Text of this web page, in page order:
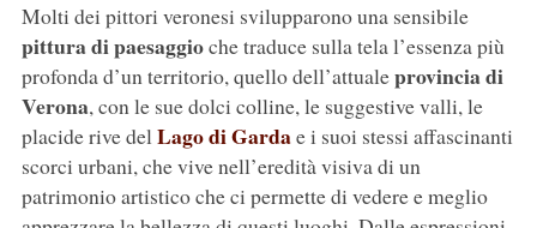
Molti dei pittori veronesi svilupparono una sensibile
pittura di paesaggioche traduce sulla tela l’essenza più
profonda d’un territorio, quello dell’attualeprovincia di
Verona, con le sue dolci colline, le suggestive valli, le
placide rive delLago di Gardae i suoi stessi affascinanti
scorci urbani, che vive nell’eredità visiva di un
patrimonio artistico che ci permette di vedere e meglio